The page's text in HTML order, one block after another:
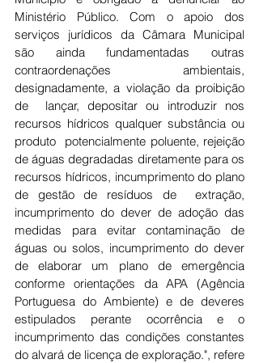
Ministério Público. Com o apoio dos
serviços jurídicos da Câmara Municipal
são ainda fundamentadas outras
contraordenações ambientais,
designadamente, a violação da proibição
de  lançar, depositar ou introduzir nos
recursos hídricos qualquer substância ou
produto  potencialmente poluente, rejeição
de águas degradadas diretamente para os
recursos hídricos, incumprimento do plano
de gestão de resíduos de  extração,
incumprimento do dever de adoção das
medidas para evitar contaminação de
águas ou solos, incumprimento do dever
de elaborar um plano de emergência
conforme orientações da APA (Agência
Portuguesa do Ambiente) e de deveres
estipulados perante ocorrência e o
incumprimento das condições constantes
do alvará de licença de exploração.", refere